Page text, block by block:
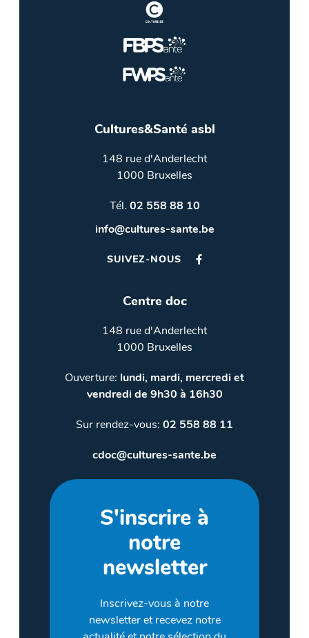
Cultures&Santé asbl
148 rue d'Anderlecht
1000 Bruxelles
Tél. 02 558 88 10
info@cultures-sante.be
SUIVEZ-NOUS
Centre doc
148 rue d'Anderlecht
1000 Bruxelles
Ouverture: lundi, mardi, mercredi et
vendredi de 9h30 à 16h30
Sur rendez-vous: 02 558 88 11
cdoc@cultures-sante.be
S'inscrire à
notre
newsletter
Inscrivez-vous à notre
newsletter et recevez notre